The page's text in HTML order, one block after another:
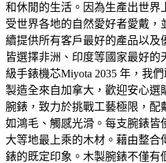
和休閒的生活。因為生產出世界
受世界各地的自然愛好者愛戴，
續提供所有客戶最好的產品以及
皆選擇非洲、印度等國家最好
級手錶機芯Miyota 2035 年，我
製造全來自加拿大，歡迎安心選
腕錶，致力於挑戰工藝極限，配
如鴻毛、觸感光滑。每支腕錶皆
大等地最上乘的木材。藉由整
錶的既定印象。木製腕錶不僅有